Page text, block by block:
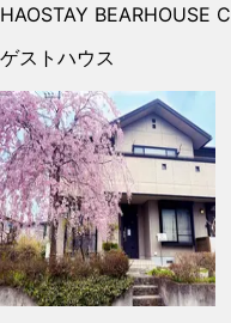
HAOSTAY BEARHOUSE C
ゲストハウス